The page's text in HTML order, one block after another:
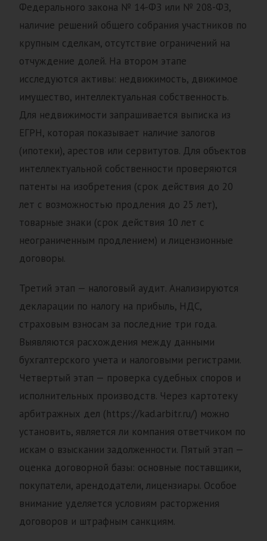
Федерального закона № 14-ФЗ или № 208-ФЗ,
наличие решений общего собрания участников по
крупным сделкам, отсутствие ограничений на
отчуждение долей. На втором этапе
исследуются активы: недвижимость, движимое
имущество, интеллектуальная собственность.
Для недвижимости запрашивается выписка из
ЕГРН, которая показывает наличие залогов
(ипотеки), арестов или сервитутов. Для объектов
интеллектуальной собственности проверяются
патенты на изобретения (срок действия до 20
лет с возможностью продления до 25 лет),
товарные знаки (срок действия 10 лет с
неограниченным продлением) и лицензионные
договоры.
Третий этап — налоговый аудит. Анализируются
декларации по налогу на прибыль, НДС,
страховым взносам за последние три года.
Выявляются расхождения между данными
бухгалтерского учета и налоговыми регистрами.
Четвертый этап — проверка судебных споров и
исполнительных производств. Через картотеку
арбитражных дел (https://kad.arbitr.ru/) можно
установить, является ли компания ответчиком по
искам о взыскании задолженности. Пятый этап —
оценка договорной базы: основные поставщики,
покупатели, арендодатели, лицензиары. Особое
внимание уделяется условиям расторжения
договоров и штрафным санкциям.